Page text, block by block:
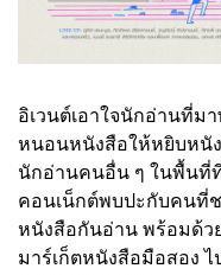
อิเวนต์เอาใจนักอ่านที่ม
หนอนหนังสือให้หยิบหนั
นักอ่านคนอื่น ๆ ในพื้นที่
คอนเน็กต์พบปะกับคนที่
หนังสือกันอ่าน พร้อมด้ว
มาร์เก็ตหนังสือมือสอง